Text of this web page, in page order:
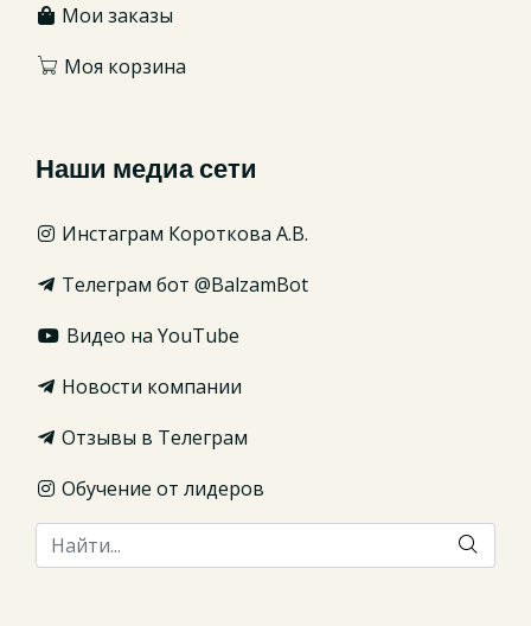
Мои заказы
Моя корзина
Наши медиа сети
Инстаграм Короткова А.В.
Телеграм бот @BalzamBot
Видео на YouTube
Новости компании
Отзывы в Телеграм
Обучение от лидеров